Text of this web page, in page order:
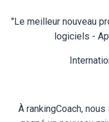
"Le meilleur nouveau
logiciels -
À rankingCoach,